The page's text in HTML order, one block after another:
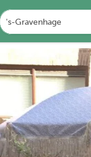
BEOORDELINGEN